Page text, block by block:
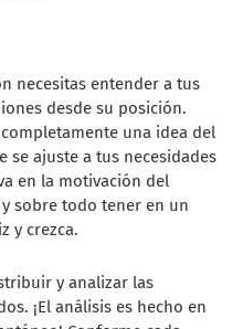
necesitas entender a tus
desde su posición.
una idea del
se ajuste a tus necesidades
en la motivación del
sobre todo tener en un
y crezca.
y analizar las
¡El análisis es hecho en